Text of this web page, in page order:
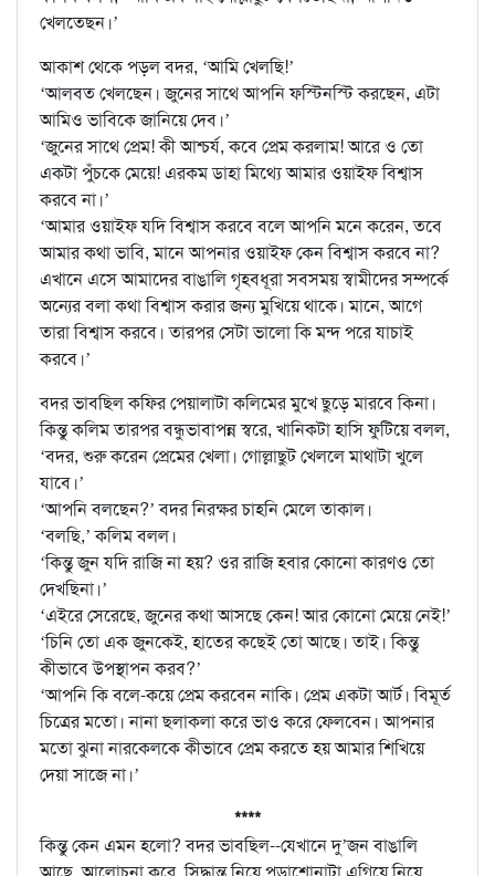
খেলতেছন।’
আকাশ থেকে পড়ল বদর, ‘আমি খেলছি!’
‘আলবত খেলছেন। জুনের সাথে আপনি ফস্টিনস্টি করছেন, এটা
আমিও ভাবিকে জানিয়ে দেব।’
‘জুনের সাথে প্রেম! কী আশ্চর্য, কবে প্রেম করলাম! আরে ও তো
একটা পুঁচকে মেয়ে! এরকম ডাহা মিথ্যে আমার ওয়াইফ বিশ্বাস
করবে না।’
‘আমার ওয়াইফ যদি বিশ্বাস করবে বলে আপনি মনে করেন, তবে
আমার কথা ভাবি, মানে আপনার ওয়াইফ কেন বিশ্বাস করবে না?
এখানে এসে আমাদের বাঙালি গৃহবধূরা সবসময় স্বামীদের সম্পর্কে
অন্যের বলা কথা বিশ্বাস করার জন্য মুখিয়ে থাকে। মানে, আগে
তারা বিশ্বাস করবে। তারপর সেটা ভালো কি মন্দ পরে যাচাই
করবে।’
বদর ভাবছিল কফির পেয়ালাটা কলিমের মুখে ছুড়ে মারবে কিনা।
কিন্তু কলিম তারপর বন্ধুভাবাপন্ন স্বরে, খানিকটা হাসি ফুটিয়ে বলল,
‘বদর, শুরু করেন প্রেমের খেলা। গোল্লাছুট খেললে মাথাটা খুলে
যাবে।’
‘আপনি বলছেন?’ বদর নিরক্ষর চাহনি মেলে তাকাল।
‘বলছি,’ কলিম বলল।
‘কিন্তু জুন যদি রাজি না হয়? ওর রাজি হবার কোনো কারণও তো
দেখছিনা।’
‘এইরে সেরেছে, জুনের কথা আসছে কেন! আর কোনো মেয়ে নেই!’
‘চিনি তো এক জুনকেই, হাতের কছেই তো আছে। তাই। কিন্তু
কীভাবে উপস্থাপন করব?’
‘আপনি কি বলে-কয়ে প্রেম করবেন নাকি। প্রেম একটা আর্ট। বিমূর্ত
চিত্রের মতো। নানা ছলাকলা করে ভাও করে ফেলবেন। আপনার
মতো ঝুনা নারকেলকে কীভাবে প্রেম করতে হয় আমার শিখিয়ে
দেয়া সাজে না।’
****
কিন্তু কেন এমন হলো? বদর ভাবছিল--যেখানে দু’জন বাঙালি